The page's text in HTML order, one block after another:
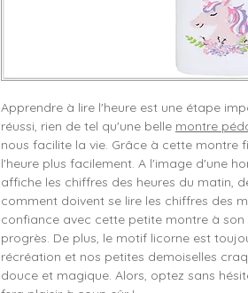
Apprendre à lire l'heure est une étape
réussi, rien de tel qu'une belle montre
nous facilite la vie. Grâce à cette montre
l'heure plus facilement. A l'image d'une
affiche les chiffres des heures du matin,
comment doivent se lire les chiffres des
confiance avec cette petite montre à
progrès. De plus, le motif licorne est
récréation et nos petites demoiselles
douce et magique. Alors, optez sans